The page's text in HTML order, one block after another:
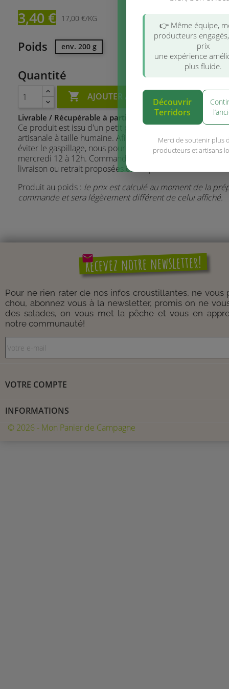
3,40 € 17,00 €/KG
Poids env. 200 g
Quantité
 AJOUTER AU PANIER
Livrable / Récupérable à partir du mercredi 12 à 12h.
Ce produit est issu d'un petit producteur qui a une
artisanale à taille humaine. Afin de garantir le respect
éviter le gaspillage, nous pourrons vous livrer ce produit
mercredi 12 à 12h. Commandez-le dès maintenant et les
livraison ou retrait proposées correspondront à cette
Produit au poids : le prix est calculé au moment de la
commande et sera légèrement différent de celui affiché.
mail
Recevez notre newsletter!
Pour ne rien rater de nos infos croustillantes, ne vous
chou, abonnez vous à la newsletter, promis on ne
des salades, on vous met la pêche et vous en
notre communauté!
VOTRE COMPTE
INFORMATIONS
© 2026 - Mon Panier de Campagne
👉 Même équipe,
producteurs
prix
une expérience
plus fluide.
Découvrir
Terridors
Merci de soutenir plus
producteurs et artisans